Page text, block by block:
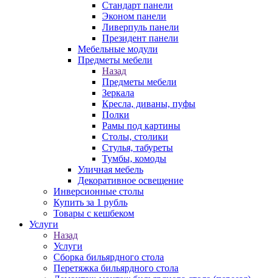
Стандарт панели
Эконом панели
Ливерпуль панели
Президент панели
Мебельные модули
Предметы мебели
Назад
Предметы мебели
Зеркала
Кресла, диваны, пуфы
Полки
Рамы под картины
Столы, столики
Стулья, табуреты
Тумбы, комоды
Уличная мебель
Декоративное освещение
Инверсионные столы
Купить за 1 рубль
Товары с кешбеком
Услуги
Назад
Услуги
Сборка бильярдного стола
Перетяжка бильярдного стола